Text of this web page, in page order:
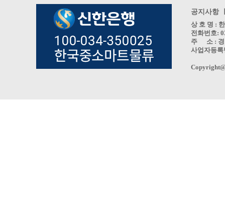
공지사항
상 호 명 :
전화번호:
주 소 : 경
사업자등록